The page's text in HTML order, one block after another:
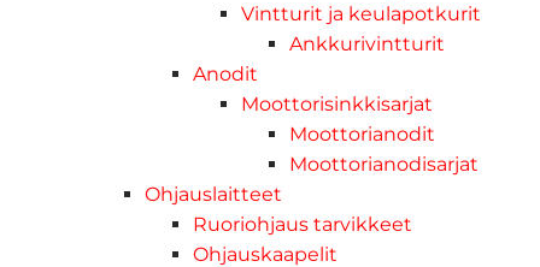
Vintturit ja keulapotkurit
Ankkurivintturit
Anodit
Moottorisinkkisarjat
Moottorianodit
Moottorianodisarjat
Ohjauslaitteet
Ruoriohjaus tarvikkeet
Ohjauskaapelit